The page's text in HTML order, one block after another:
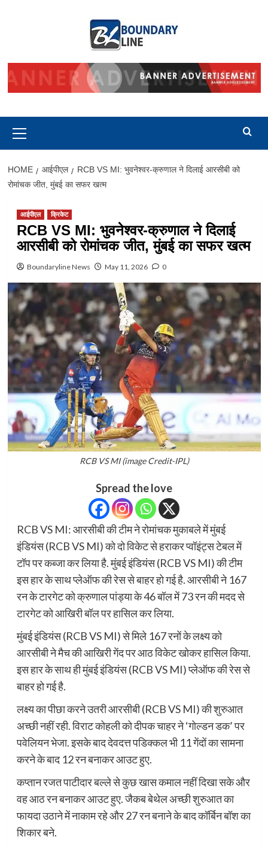
Menu
HOME आईपीएल
RCB VS MI: भुवनेश्वर-क्रुणाल ने दिलाई आरसीबी को
रोमांचक जीत, मुंबई का सफर खत्म
आईपीएल क्रिकेट
RCB VS MI: भुवनेश्वर-क्रुणाल ने दिलाई
आरसीबी को रोमांचक जीत, मुंबई का सफर खत्म
Boundaryline News May 11, 2026 0
RCB VS MI (image Credit-IPL)
Spread the love
RCB VS MI: आरसीबी की टीम ने रोमांचक मुकाबले में मुंबई
इंडियंस (RCB VS MI) को दो विकेट से हराकर प्वॉइंट्स टेबल में
टॉप पर कब्जा कर लिया है. मुंबई इंडियंस (RCB VS MI) की टीम
इस हार के साथ प्लेऑफ की रेस से बाहर हो गई है. आरसीबी ने 167
रन के टारगेट को क्रुणाल पांड्या के 46 बॉल में 73 रन की मदद से
टारगेट को आखिरी बॉल पर हासिल कर लिया.
मुंबई इंडियंस (RCB VS MI) से मिले 167 रनों के लक्ष्य को
आरसीबी ने मैच की आखिरी गेंद पर आठ विकेट खोकर हासिल किया.
इस हार के साथ ही मुंबई इंडियंस (RCB VS MI) प्लेऑफ की रेस से
बाहर हो गई है.
लक्ष्य का पीछा करने उतरी आरसीबी (RCB VS MI) की शुरुआत
अच्छी नहीं रही. विराट कोहली को दीपक चाहर ने ‘गोल्डन डक’ पर
पवेलियन भेजा. इसके बाद देवदत्त पडिक्कल भी 11 गेंदों का सामना
करने के बाद 12 रन बनाकर आउट हुए.
कप्तान रजत पाटीदार बल्ले से कुछ खास कमाल नहीं दिखा सके और
वह आठ रन बनाकर आउट हुए. जैकब बेथेल अच्छी शुरुआत का
फायदा उठाने में नाकाम रहे और 27 रन बनाने के बाद कॉर्बिन बॉश का
शिकार बने.